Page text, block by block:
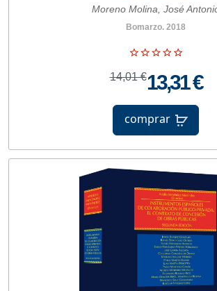
Moreno Molina, José
Bomarzo. 2018
14,01 €13,31 €
comprar